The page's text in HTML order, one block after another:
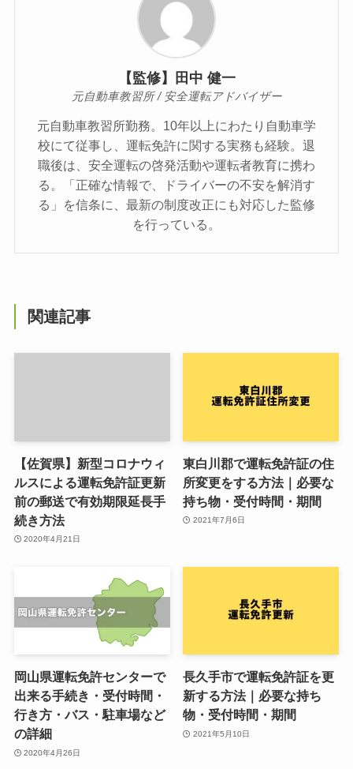
【監修】田中 健一
元自動車教習所 / 安全運転アドバイザー
元自動車教習所勤務。10年以上にわたり自動車学
校にて従事し、運転免許に関する実務も経験。退
職後は、安全運転の啓発活動や運転者教育に携わ
る。「正確な情報で、ドライバーの不安を解消す
る」を信条に、最新の制度改正にも対応した監修
を行っている。
関連記事
【佐賀県】新型コロナウィ
ルスによる運転免許証更新
前の郵送で有効期限延長手
続き方法
2020年4月21日
東白川郡で運転免許証の住
所変更をする方法｜必要な
持ち物・受付時間・期間
2021年7月6日
岡山県運転免許センターで
出来る手続き・受付時間・
行き方・バス・駐車場など
の詳細
2020年4月26日
長久手市で運転免許証を更
新する方法｜必要な持ち
物・受付時間・期間
2021年5月10日